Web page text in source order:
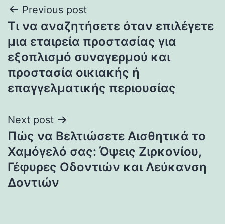
Post
navigation
Previous post
Τι να αναζητήσετε όταν επιλέγετε
μια εταιρεία προστασίας για
εξοπλισμό συναγερμού και
προστασία οικιακής ή
επαγγελματικής περιουσίας
Next post
Πώς να Βελτιώσετε Αισθητικά το
Χαμόγελό σας: Όψεις Ζιρκονίου,
Γέφυρες Οδοντιών και Λεύκανση
Δοντιών